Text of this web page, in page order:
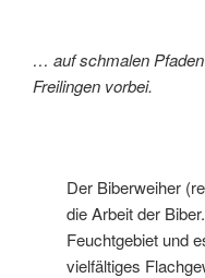
… auf schmalen
Freilingen vorbei.
Der Biberweiher
die Arbeit der
Feuchtgebiet und
vielfältiges